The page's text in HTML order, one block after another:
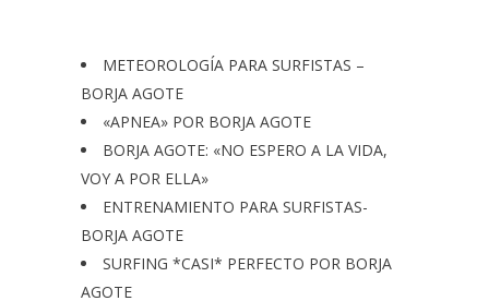
METEOROLOGÍA PARA SURFISTAS –
BORJA AGOTE
«APNEA» POR BORJA AGOTE
BORJA AGOTE: «NO ESPERO A LA VIDA,
VOY A POR ELLA»
ENTRENAMIENTO PARA SURFISTAS-
BORJA AGOTE
SURFING *CASI* PERFECTO POR BORJA
AGOTE